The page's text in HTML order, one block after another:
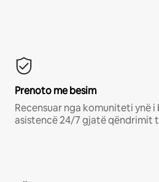
Prenoto me besim
Recensuar nga komuniteti ynë
asistencë 24/7 gjatë qëndrimit